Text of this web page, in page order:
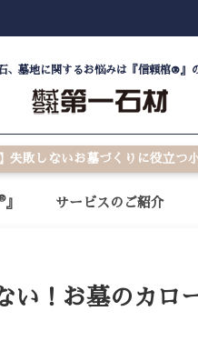
、墓地に関するお悩みは『信頼棺®』
失敗しないお墓づくりに役立つ
』 サービスのご紹介
い！お墓のカロ